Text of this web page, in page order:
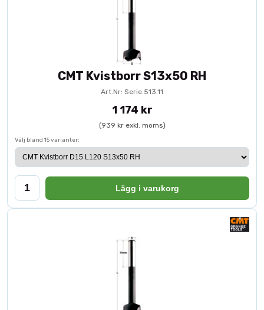
CMT Kvistborr S13x50 RH
Art.Nr: Serie.513.11
1 174 kr
(939 kr exkl. moms)
Välj bland 15 varianter:
Lägg i varukorg